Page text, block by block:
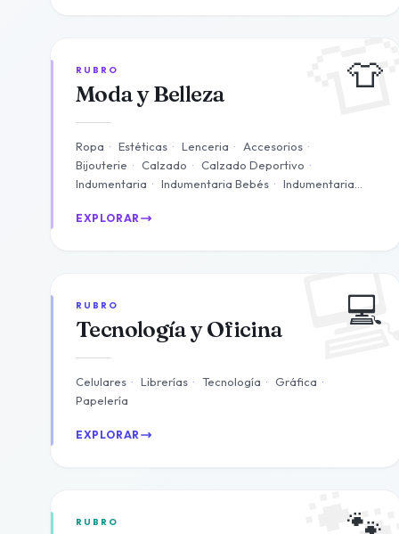
👕
👕
RUBRO
Moda y Belleza
Ropa · Estéticas · Lenceria · Accesorios ·
Bijouterie · Calzado · Calzado Deportivo ·
Indumentaria · Indumentaria Bebés · Indumentaria
EXPLORAR
💻
💻
RUBRO
Tecnología y Oficina
Celulares · Librerías · Tecnología · Gráfica ·
Papelería
EXPLORAR
RUBRO